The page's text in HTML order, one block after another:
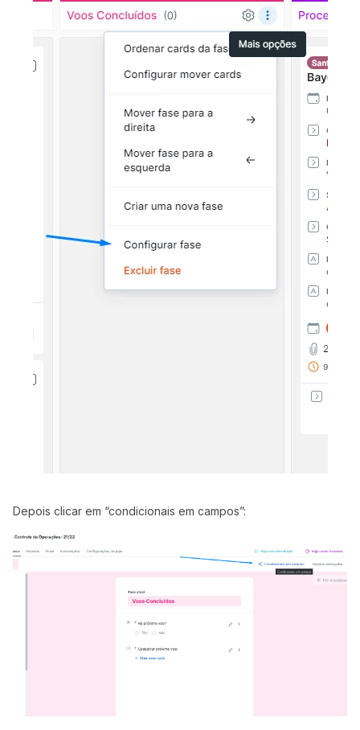
Depois clicar em “condicionais em campos”: